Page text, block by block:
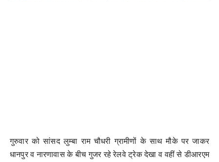
गुरुवार को सांसद लुम्बा राम चौधरी ग्रामीणों के साथ मौके पर जाकर
धानपुर व नारणावास के बीच गुजर रहे रेलवे ट्रेक देखा व वहीं से डीआरएम